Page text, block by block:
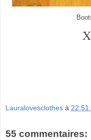
Lauralovesclothes à
55 commentaires: